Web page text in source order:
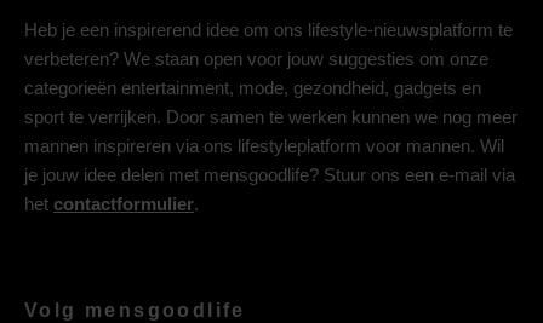
Heb je een inspirerend idee om ons lifestyle-nieuwsplatform te
verbeteren? We staan open voor jouw suggesties om onze
categorieën entertainment, mode, gezondheid, gadgets en
sport te verrijken. Door samen te werken kunnen we nog meer
mannen inspireren via ons lifestyleplatform voor mannen. Wil
je jouw idee delen met mensgoodlife? Stuur ons een e-mail via
het contactformulier.
Volg mensgoodlife